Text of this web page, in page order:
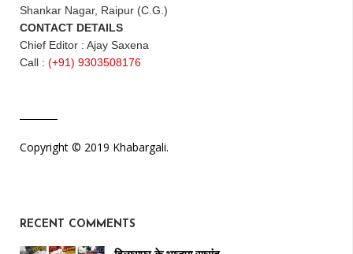
Shankar Nagar, Raipur (C.G.)
CONTACT DETAILS
Chief Editor : Ajay Saxena
Call : (+91) 9303508176
Copyright © 2019 Khabargali.
RECENT COMMENTS